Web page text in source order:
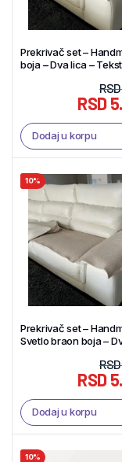
Prekrivač set –
boja – Dva lica –
RSD
RSD
Dodaj u korpu
10%
Prekrivač set –
Svetlo braon boja –
RSD
RSD
Dodaj u korpu
10%